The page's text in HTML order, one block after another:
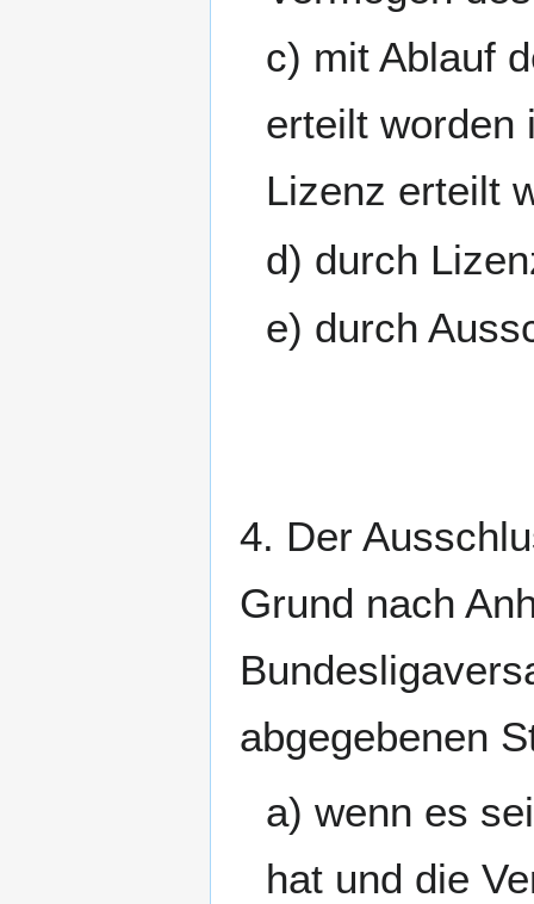
c) mit Ablauf
erteilt worden
Lizenz erteilt
d) durch
e) durch
4. Der
Grund nach
abgegebenen
a) wenn es
hat und die